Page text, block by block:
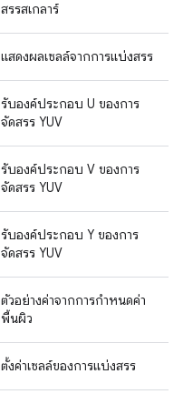
สรรสเกลาร์
แสดงผลเซลล์จากการแบ่งสรร
รับองค์ประกอบ U ของการ
จัดสรร YUV
รับองค์ประกอบ V ของการ
จัดสรร YUV
รับองค์ประกอบ Y ของการ
จัดสรร YUV
ตัวอย่างค่าจากการกําหนดค่า
พื้นผิว
ตั้งค่าเซลล์ของการแบ่งสรร